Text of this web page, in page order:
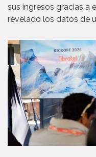
sus ingresos gracias a
revelado los datos de